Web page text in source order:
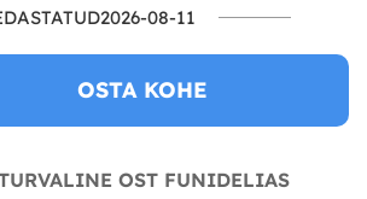
08-11
OSTA KOHE
OST FUNIDELIAS